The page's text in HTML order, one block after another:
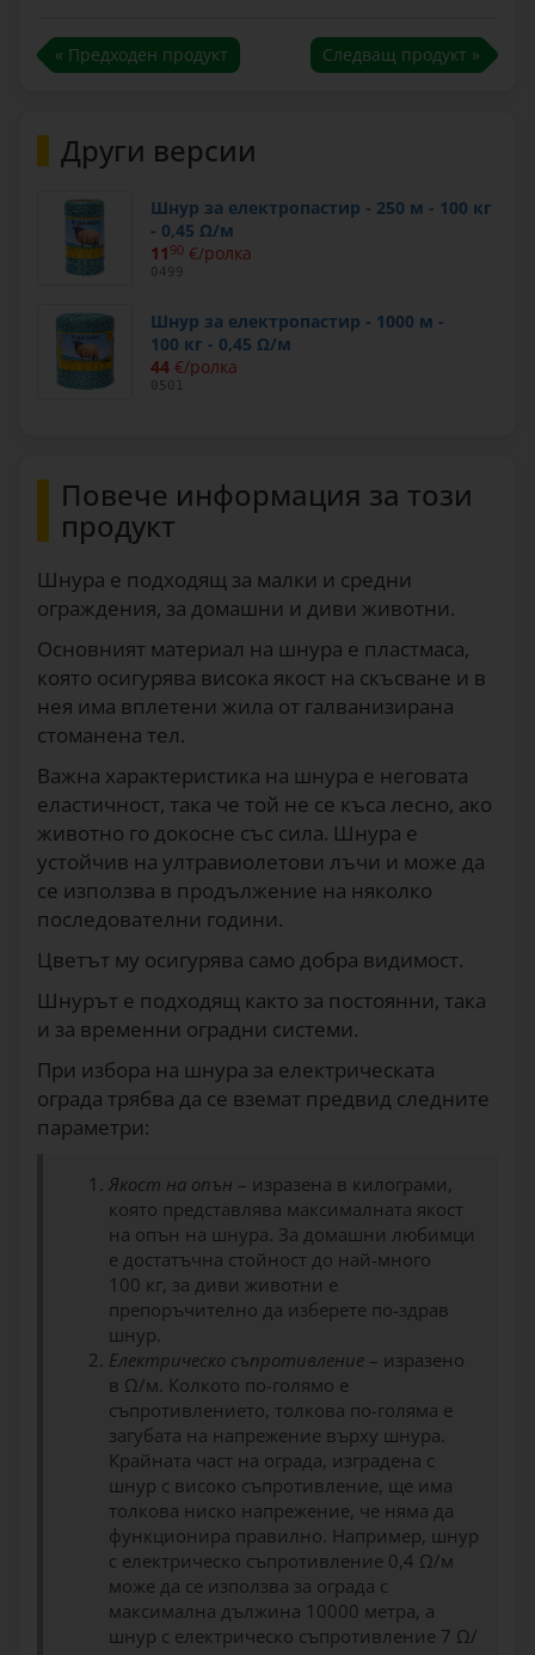
« Предходен продукт Следващ продукт »
Други версии
Шнур за електропастир - 250 м - 100 кг
- 0,45 Ω/м
11 90 €/ролка
0499
Шнур за електропастир - 1000 м -
100 кг - 0,45 Ω/м
44 €/ролка
0501
Повече информация за този
продукт
Шнура е подходящ за малки и средни
ограждения, за домашни и диви животни.
Основният материал на шнура е пластмаса,
която осигурява висока якост на скъсване и в
нея има вплетени жила от галванизирана
стоманена тел.
Важна характеристика на шнура е неговата
еластичност, така че той не се къса лесно, ако
животно го докосне със сила. Шнура е
устойчив на ултравиолетови лъчи и може да
се използва в продължение на няколко
последователни години.
Цветът му осигурява само добра видимост.
Шнурът е подходящ както за постоянни, така
и за временни оградни системи.
При избора на шнура за електрическата
ограда трябва да се вземат предвид следните
параметри:
Якост на опън – изразена в килограми,
която представлява максималната якост
на опън на шнура. За домашни любимци
е достатъчна стойност до най-много
100 кг, за диви животни е
препоръчително да изберете по-здрав
шнур.
Електрическо съпротивление – изразено
в Ω/м. Колкото по-голямо е
съпротивлението, толкова по-голяма е
загубата на напрежение върху шнура.
Крайната част на ограда, изградена с
шнур с високо съпротивление, ще има
толкова ниско напрежение, че няма да
функционира правилно. Например, шнур
с електрическо съпротивление 0,4 Ω/м
може да се използва за ограда с
максимална дължина 10000 метра, а
шнур с електрическо съпротивление 7 Ω/